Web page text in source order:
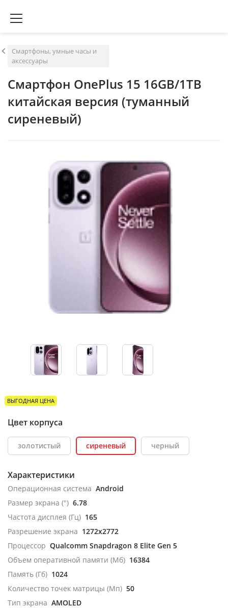
Смартфоны, умные часы и
аксессуары
Смартфон OnePlus 15 16GB/1TB
китайская версия (туманный
сиреневый)
ВЫГОДНАЯ ЦЕНА
Цвет корпуса
золотистый сиреневый черный
Характеристики
Операционная система Android
Размер экрана (") 6.78
Частота дисплея (Гц) 165
Разрешение экрана 1272x2772
Процессор Qualcomm Snapdragon 8 Elite Gen 5
Объем оперативной памяти (Мб) 16384
Память (Гб) 1024
Количество точек матрицы (Мп) 50
Тип экрана AMOLED